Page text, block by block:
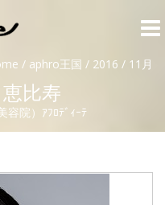
比寿
院）ｱﾌﾛﾃﾞｨｰﾃ
/ aphro王国 / 2016 / 11月